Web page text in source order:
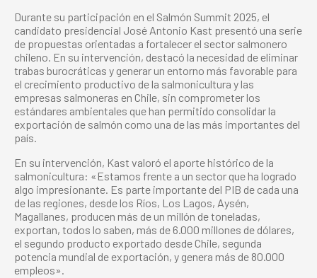
Durante su participación en el Salmón Summit 2025, el
candidato presidencial José Antonio Kast presentó una serie
de propuestas orientadas a fortalecer el sector salmonero
chileno. En su intervención, destacó la necesidad de eliminar
trabas burocráticas y generar un entorno más favorable para
el crecimiento productivo de la salmonicultura y las
empresas salmoneras en Chile, sin comprometer los
estándares ambientales que han permitido consolidar la
exportación de salmón como una de las más importantes del
país.
En su intervención, Kast valoró el aporte histórico de la
salmonicultura: «Estamos frente a un sector que ha logrado
algo impresionante. Es parte importante del PIB de cada una
de las regiones, desde los Ríos, Los Lagos, Aysén,
Magallanes, producen más de un millón de toneladas,
exportan, todos lo saben, más de 6.000 millones de dólares,
el segundo producto exportado desde Chile, segunda
potencia mundial de exportación, y genera más de 80.000
empleos».